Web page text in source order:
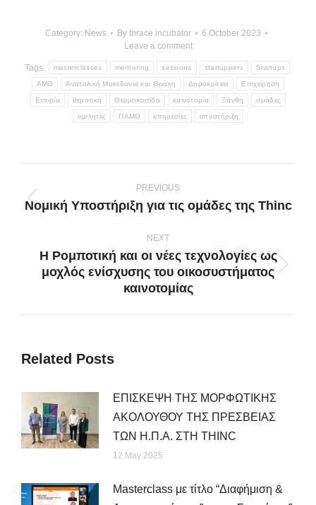
Category: News By thrace incubator
6 October 2023
Leave a comment
Tags: masterclasses mentoring sessions startuppers Startups
ΑΜΘ Ανατολική Μακεδονία και Θράκη Δημοκρίτειo Επιχείρηση
Εταιρία θεματική Θερμοκοιτίδα καινοτομία Ξάνθη ομάδες
ομιλητές ΠΑΜΘ υπηρεσίες υποστήριξη
navigation
PREVIOUS
Previous
Νομική Υποστήριξη για τις ομάδες της Thinc
NEXT
Next
post:
Η Ρομποτική και οι νέες τεχνολογίες ως
μοχλός ενίσχυσης του οικοσυστήματος
καινοτομίας
Related Posts
ΕΠΙΣΚΕΨΗ ΤΗΣ ΜΟΡΦΩΤΙΚΗΣ
ΑΚΟΛΟΥΘΟΥ ΤΗΣ ΠΡΕΣΒΕΙΑΣ
ΤΩΝ Η.Π.Α. ΣΤΗ THINC
12 May 2025
Μasterclass με τίτλο “Διαφήμιση &